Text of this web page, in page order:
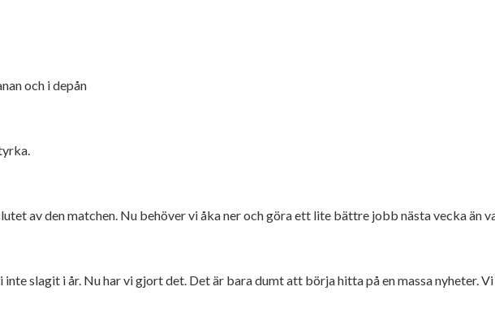
och i depån
av den matchen. Nu behöver vi åka ner och göra ett lite bättre jobb nästa vecka än
slagit i år. Nu har vi gjort det. Det är bara dumt att börja hitta på en massa